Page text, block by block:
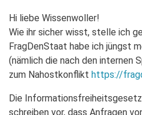
Hi liebe Wissenwoller!
Wie ihr sicher wisst, stelle ich
FragDenStaat habe ich jüngst
(nämlich die nach den internen
zum Nahostkonflikt https://
Die
schreiben vor, dass Anfragen